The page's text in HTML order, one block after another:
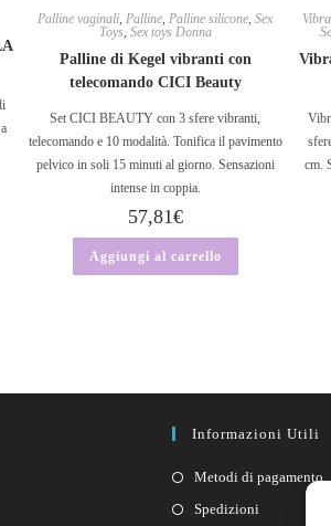
Palline vaginali,Palline,Palline silicone,Sex
Toys, Sex toys Donna
Palline di Kegel vibranti con
telecomando CICI Beauty
Set CICI BEAUTY con 3 sfere vibranti,
telecomando e 10 modalità. Tonifica il pavimento
pelvico in soli 15 minuti al giorno. Sensazioni
intense in coppia.
57,81€
Aggiungi al carrello
cm.
Informazioni Utili
Metodi di pagamento
Spedizioni